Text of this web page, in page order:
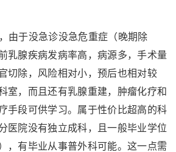
由于没急诊没急危重症（晚期除
乳腺疾病发病率高，病源多，手术量
切除，风险相对小，预后也相对较
室，而且还有乳腺重建，肿瘤化疗和
手段可供学习。属于性价比超高的科
医院没有独立成科，且一般毕业学位
，有毕业从事普外科可能。这一点需